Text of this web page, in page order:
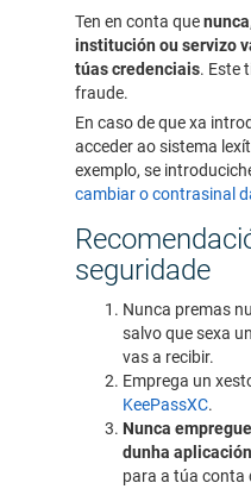
Ten en conta que
institución ou servizo
túas credenciais. Este
fraude.
En caso de que xa
acceder ao sistema
exemplo, se
cambiar o contrasinal
seguridade
Nunca premas
salvo que sexa
vas a recibir.
Emprega un
KeePassXC.
Nunca
dunha aplicación
para a túa conta